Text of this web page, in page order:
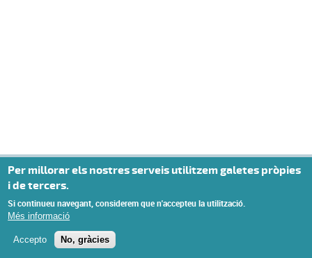
Per millorar els nostres serveis utilitzem galetes pròpies
i de tercers.
Si continueu navegant, considerem que n'accepteu la utilització.
Més informació
Accepto No, gràcies